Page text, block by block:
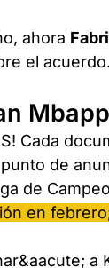
ahora
el
Cada
de
de
en